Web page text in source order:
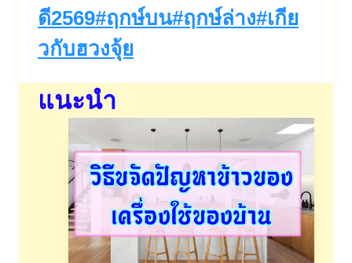
ดี2569#ฤกษ์บน#ฤกษ์ล่าง#เกีย
วกับฮวงจุ้ย
แนะนำ